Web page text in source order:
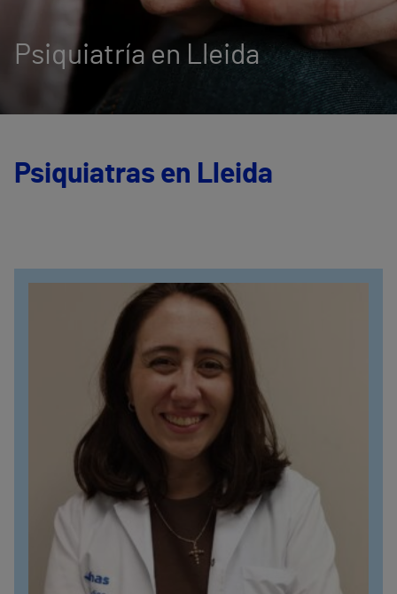
Psiquiatría en Lleida
Psiquiatras en Lleida